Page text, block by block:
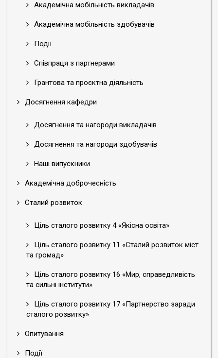
Академічна мобільність викладачів
Академічна мобільність здобувачів
Події
Співпраця з партнерами
Грантова та проєктна діяльність
Досягнення кафедри
Досягнення та нагороди викладачів
Досягнення та нагороди здобувачів
Наші випускники
Академічна доброчесність
Сталий розвиток
Ціль сталого розвитку 4 «Якісна освіта»
Ціль сталого розвитку 11 «Сталий розвиток міст
та громад»
Ціль сталого розвитку 16 «Мир, справедливість
та сильні інститути»
Ціль сталого розвитку 17 «Партнерство заради
сталого розвитку»
Опитування
Події